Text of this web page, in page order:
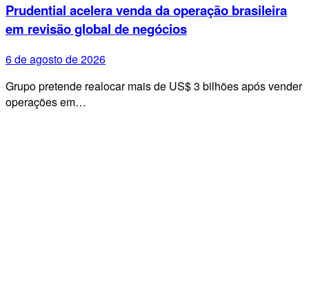
Prudential acelera venda da operação brasileira
em revisão global de negócios
6 de agosto de 2026
Grupo pretende realocar mais de US$ 3 bilhões após vender
operações em…